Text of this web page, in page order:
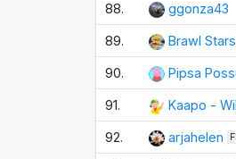
88. ggonza43
89. Brawl
90. Pipsa
91. Kaapo -
92. arjahelen FI